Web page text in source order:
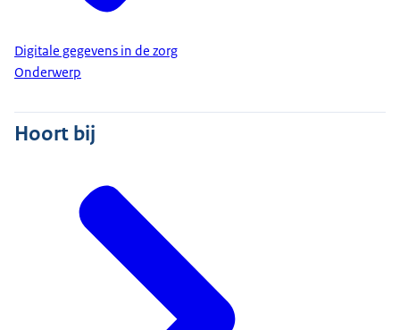
Digitale gegevens in de zorg
Onderwerp
Hoort bij